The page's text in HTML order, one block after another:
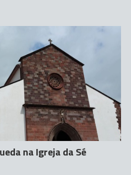
na Igreja da Sé